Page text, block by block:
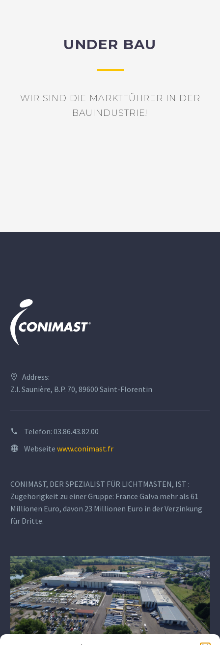
UNDER BAU
WIR SIND DIE MARKTFÜHRER IN DER
BAUINDUSTRIE!
Address:
Z.I. Saunière, B.P. 70, 89600 Saint-Florentin
Telefon: 03.86.43.82.00
Webseite www.conimast.fr
CONIMAST, DER SPEZIALIST FÜR LICHTMASTEN, IST :
Zugehörigkeit zu einer Gruppe: France Galva mehr als 61
Millionen Euro, davon 23 Millionen Euro in der Verzinkung
für Dritte.